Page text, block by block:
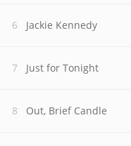
Jackie Kennedy
Just for Tonight
Out, Brief Candle